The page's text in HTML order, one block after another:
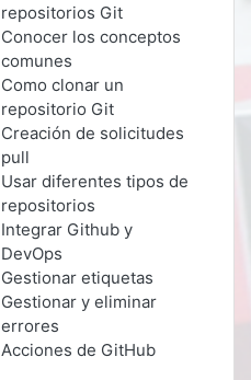
repositorios Git
Conocer los conceptos
comunes
Como clonar un
repositorio Git
Creación de solicitudes
pull
Usar diferentes tipos de
repositorios
Integrar Github y
DevOps
Gestionar etiquetas
Gestionar y eliminar
errores
Acciones de GitHub